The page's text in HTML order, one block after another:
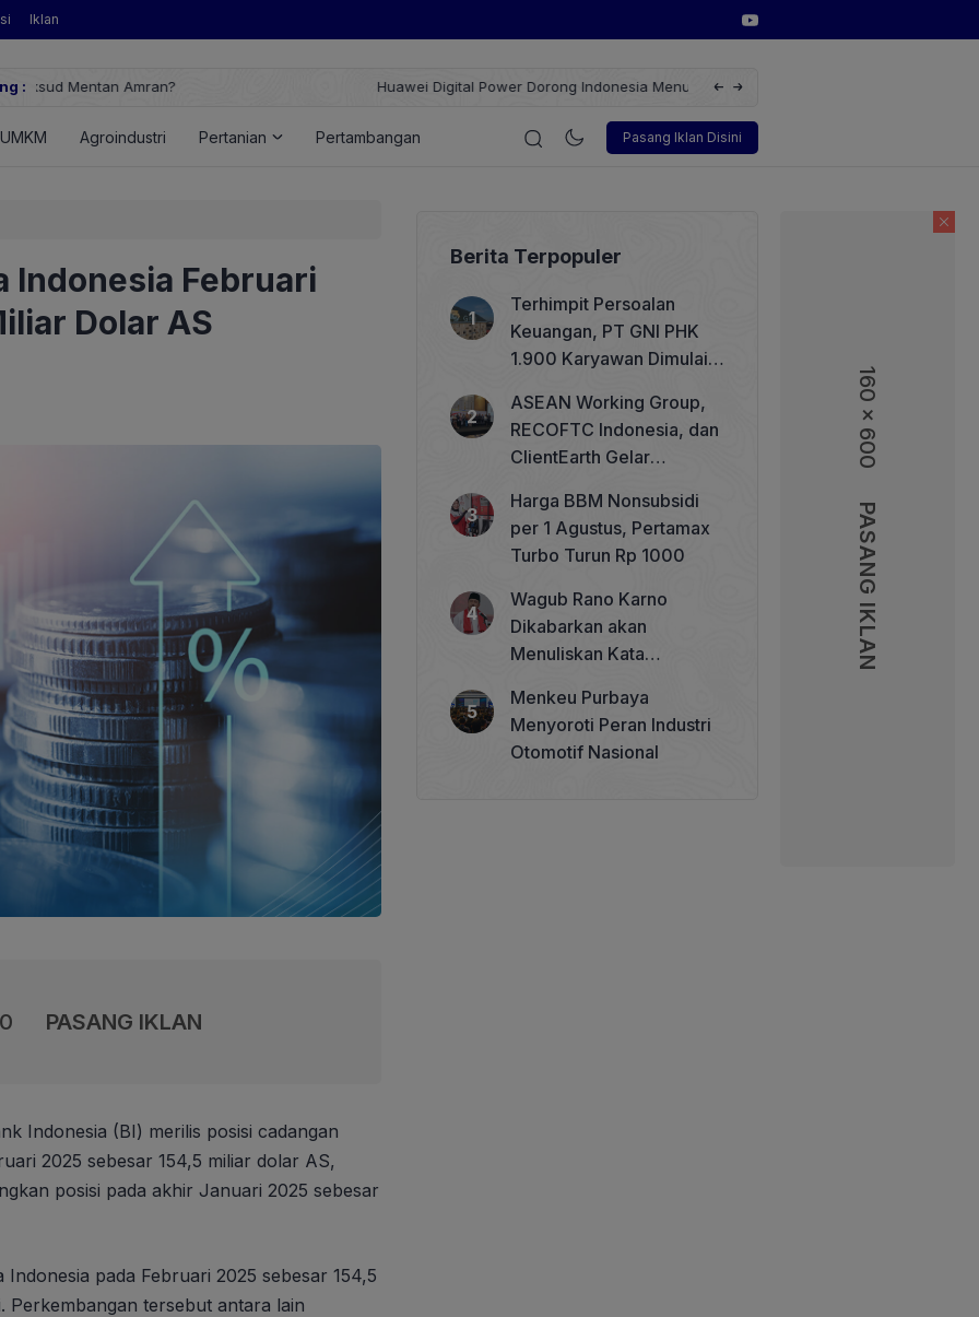
160 x 600
PASANG IKLAN
Iklan
:
Huawei Digital Power Dorong Indonesia Menuju Revolusi Energi Terbarukan dengan Solusi
Wakil Direktur Utama PT Pelindo,
Pasang Iklan Disini
UMKM Agroindustri Pertanian Pertambangan Korporasi Teknologi Otomotif
Indonesia Februari
Dolar AS
PASANG IKLAN
Indonesia (BI) merilis posisi cadangan
2025 sebesar 154,5 miliar dolar AS,
posisi pada akhir Januari 2025 sebesar
pada Februari 2025 sebesar 154,5
Perkembangan tersebut antara lain
Berita Terpopuler
Terhimpit Persoalan
Keuangan, PT GNI PHK
1.900 Karyawan Dimulai 5
ASEAN Working Group,
RECOFTC Indonesia, dan
ClientEarth Gelar
Memperkuat Tata Kelola
Perhutanan Sosial
Harga BBM Nonsubsidi
per 1 Agustus, Pertamax
Turbo Turun Rp 1000
Wagub Rano Karno
Dikabarkan akan
Menuliskan Kata
Betawi 100 Tahun
Menkeu Purbaya
Menyoroti Peran Industri
Otomotif Nasional